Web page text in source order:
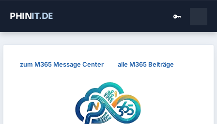
PHINIT.DE 🔑
zum M365 Message Center alle M365 Beiträge